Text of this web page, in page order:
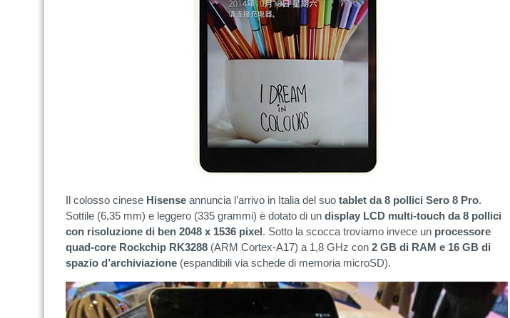
Il colosso cinese Hisense annuncia l’arrivo in Italia del suo tablet da 8 pollici Sero 8 Pro.
Sottile (6,35 mm) e leggero (335 grammi) è dotato di un display LCD multi-touch da 8 pollici
con risoluzione di ben 2048 x 1536 pixel. Sotto la scocca troviamo invece un processore
quad-core Rockchip RK3288 (ARM Cortex-A17) a 1,8 GHz con 2 GB di RAM e 16 GB di
spazio d’archiviazione (espandibili via schede di memoria microSD).